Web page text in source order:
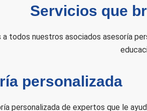
Servicios que
todos nuestros asociados asesoría
personalizada
personalizada de expertos que le